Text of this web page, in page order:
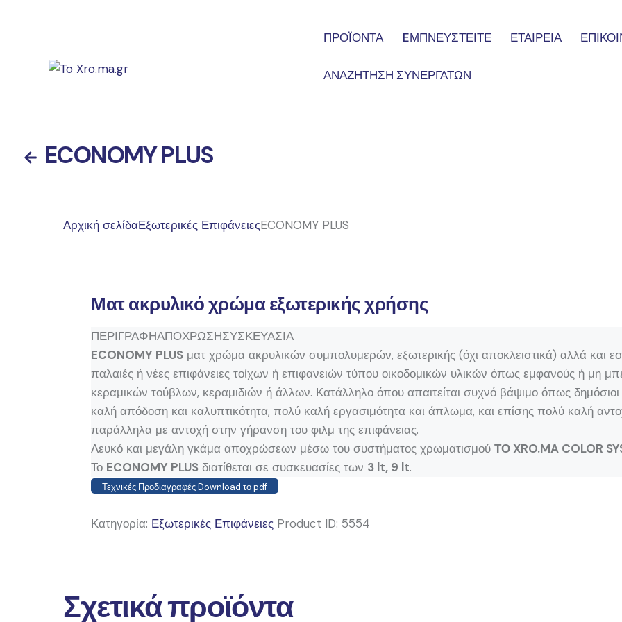
ΠΡΟΪΟΝΤΑ EΜΠΝΕΥΣΤΕΙΤΕ ΕΤΑΙΡΕΙΑ
ΑΝΑΖΗΤΗΣΗ ΣΥΝΕΡΓΑΤΩΝ
ECONOMY PLUS
Αρχική σελίδαΕξωτερικές ΕπιφάνειεςECONOMY PLUS
Ματ ακρυλικό χρώμα εξωτερικής χρήσης
ΠΕΡΙΓΡΑΦΗΑΠΟΧΡΩΣΗΣΥΣΚΕΥΑΣΙΑ
ECONOMY PLUS ματ χρώμα ακρυλικών συμπολυμερών, εξωτερικής (όχι αποκλειστικά) αλλά και
παλαιές ή νέες επιφάνειες τοίχων ή επιφανειών τύπου οικοδομικών υλικών όπως εμφανούς ή μη
κεραμικών τούβλων, κεραμιδιών ή άλλων. Κατάλληλο όπου απαιτείται συχνό βάψιμο όπως δημόσιοι
καλή απόδοση και καλυπτικότητα, πολύ καλή εργασιμότητα και άπλωμα, και επίσης πολύ καλή
παράλληλα με αντοχή στην γήρανση του φιλμ της επιφάνειας.
Λευκό και μεγάλη γκάμα αποχρώσεων μέσω του συστήματος χρωματισμού ΤΟ XRO.MA COLOR
Το ECONOMY PLUS διατίθεται σε συσκευασίες των 3 lt, 9 lt.
Τεχνικές Προδιαγραφές Download το pdf
Κατηγορία: Εξωτερικές Επιφάνειες Product ID: 5554
Σχετικά προϊόντα